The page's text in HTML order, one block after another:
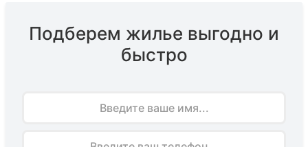
Подберем жилье выгодно и
быстро